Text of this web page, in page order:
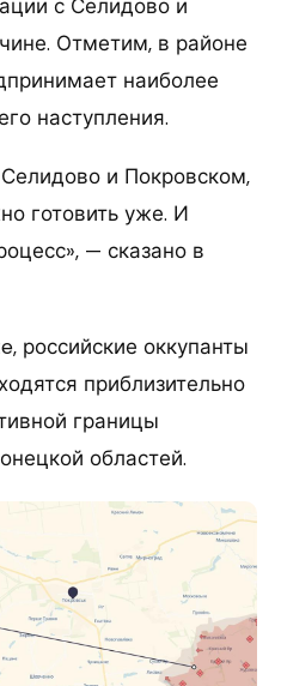
с Селидово и
Отметим, в районе
наиболее
наступления.
и Покровском,
готовить уже. И
— сказано в
российские оккупанты
приблизительно
границы
областей.